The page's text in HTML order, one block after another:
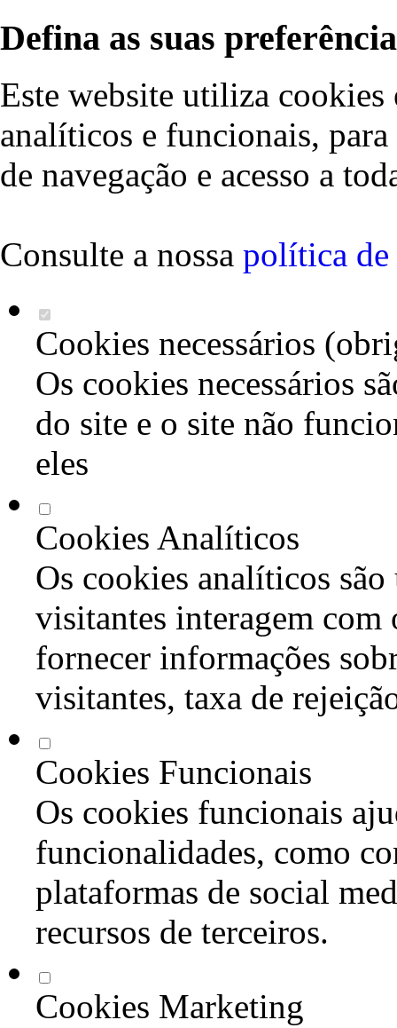
Defina as suas
Este website utiliza cookies
analíticos e funcionais,
de navegação e acesso a
Consulte a nossa política de
Cookies necessários
Os cookies necessários
do site e o site não
eles
Cookies Analíticos
Os cookies analíticos são
visitantes interagem com
fornecer informações
visitantes, taxa de
Cookies Funcionais
Os cookies funcionais
funcionalidades, como
plataformas de social
recursos de terceiros.
Cookies Marketing